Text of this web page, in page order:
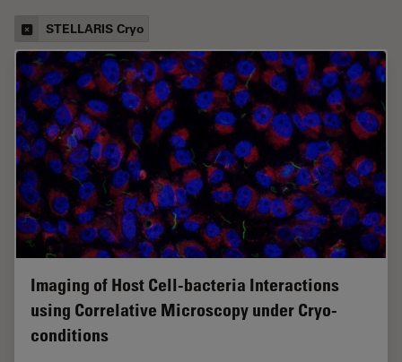
STELLARIS Cryo
Imaging of Host Cell-bacteria Interactions
using Correlative Microscopy under Cryo-
conditions